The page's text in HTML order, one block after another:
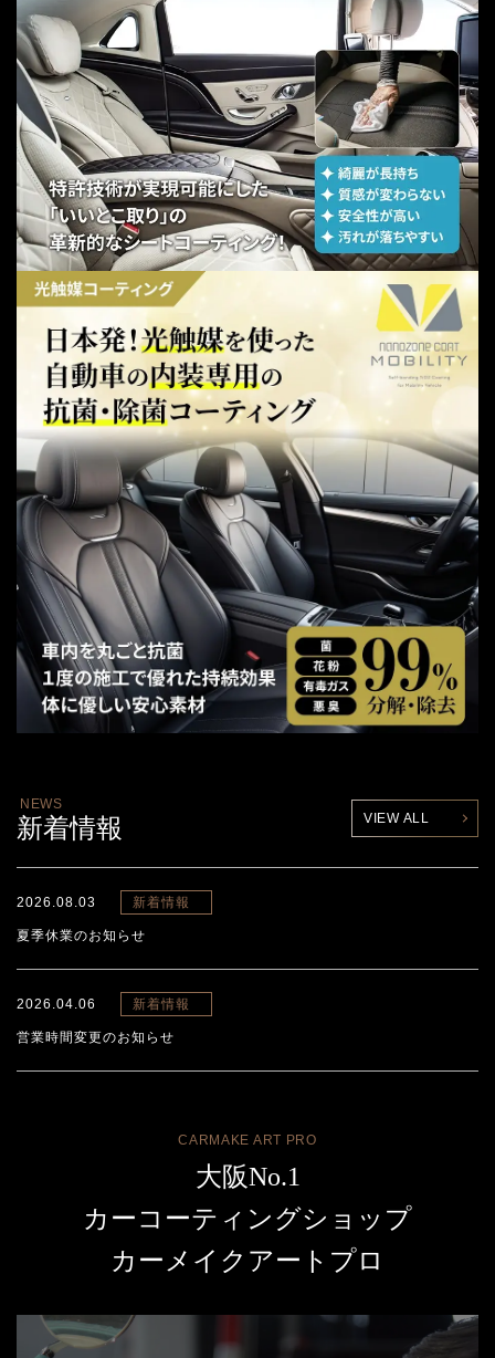
NEWS
新着情報 VIEW ALL
2026.08.03 新着情報
夏季休業のお知らせ
2026.04.06 新着情報
営業時間変更のお知らせ
CARMAKE ART PRO
大阪No.1
カーコーティングショップ
カーメイクアートプロ